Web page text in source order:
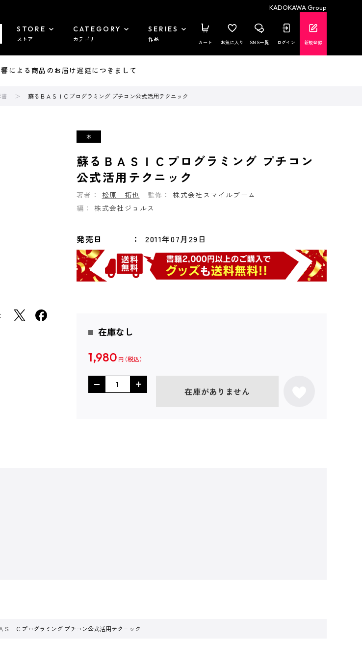
KADOKAWA Group
STORE
ストア
CATEGORY
カテゴリ
SERIES
作品 カート お気に入り SNS一覧 ログイン 新規登録
よる商品のお届け遅延につきまして
蘇るＢＡＳＩＣプログラミング プチコン公式活用テクニック
蘇るＢＡＳＩＣプログラミング プチコン
公式活用テクニック
著者： 松原 拓也 監修：
株式会社スマイルブーム
編：
株式会社ジョルス
発売日 2011年07月29日
在庫なし
1,980 円
在庫がありません
ＳＩＣプログラミング プチコン公式活用テクニック